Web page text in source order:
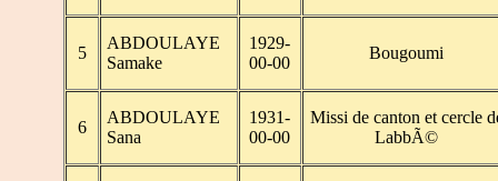
5
ABDOULAYE
Samake
1929-
00-00
Bougoumi
6
ABDOULAYE
Sana
1931-
00-00
Missi de canton et cercle
LabbÃ©